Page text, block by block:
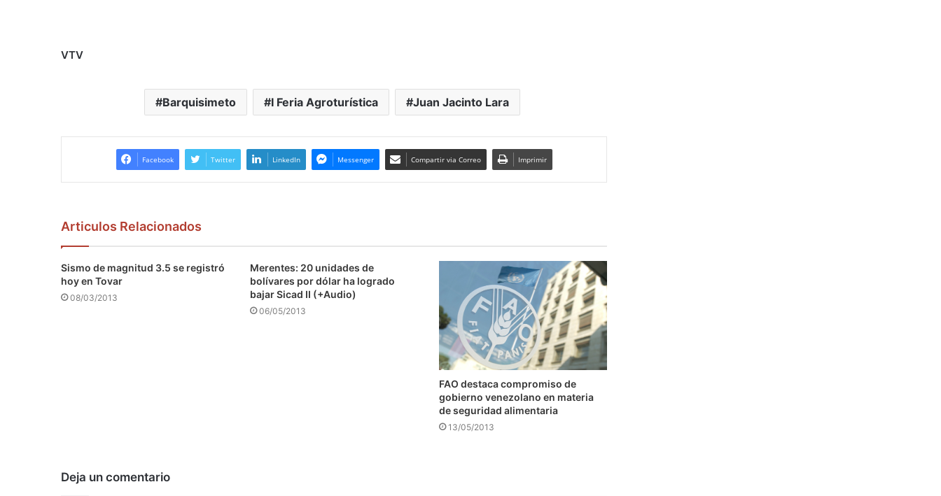
VTV
Barquisimeto I Feria Agroturística Juan Jacinto Lara
Facebook Twitter LinkedIn Messenger Compartir via Correo Imprimir
Articulos Relacionados
Sismo de magnitud 3.5 se registró
hoy en Tovar
08/03/2013
Merentes: 20 unidades de
bolívares por dólar ha logrado
bajar Sicad II (+Audio)
06/05/2013
FAO destaca compromiso de
gobierno venezolano en materia
de seguridad alimentaria
13/05/2013
Deja un comentario